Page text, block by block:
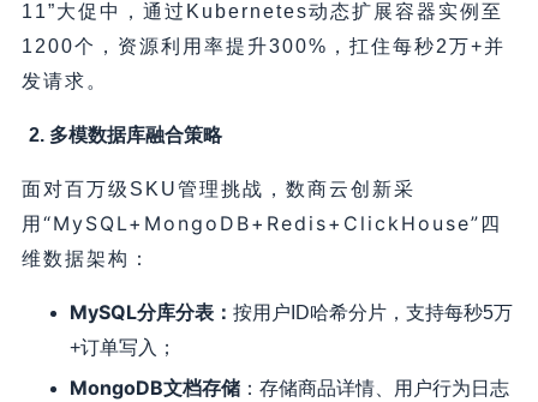
11”大促中，通过Kubernetes动态扩展容器实例至
1200个，资源利用率提升300%，扛住每秒2万+并
发请求。
2. 多模数据库融合策略
面对百万级SKU管理挑战，数商云创新采
用 “MySQL+MongoDB+Redis+ClickHouse” 四
维数据架构：
MySQL分库分表： 按用户ID哈希分片，支持每秒5万
+订单写入；
MongoDB文档存储：存储商品详情、用户行为日志